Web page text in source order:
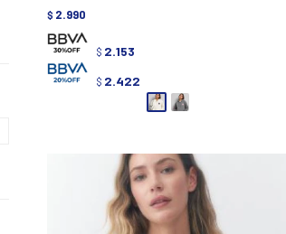
$ 2.990
$ 2.153
$ 2.422